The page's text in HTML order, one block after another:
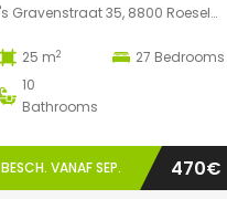
's Gravenstraat 35, 8800 Roeselare, België
25 m2 27 Bedrooms
10
Bathrooms
BESCH. VANAF SEP. 470€